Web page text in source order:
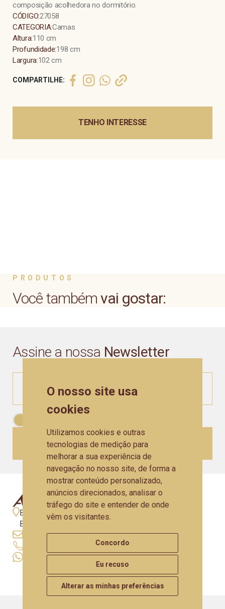
O nosso site usa
cookies
Utilizamos cookies e outras
tecnologias de medição para
melhorar a sua experiência de
navegação no nosso site, de forma a
mostrar conteúdo personalizado,
anúncios direcionados, analisar o
tráfego do site e entender de onde
vêm os visitantes.
Concordo
Eu recuso
Alterar as minhas preferências
composição acolhedora no dormitório.
CÓDIGO:27058
CATEGORIA:Camas
Altura:110 cm
Profundidade:198 cm
Largura:102 cm
COMPARTILHE:
TENHO INTERESSE
PRODUTOS
Você tambémvai gostar:
Assine a nossa Newsletter
CADASTRAR
BR 470 - Km 207,330 - N° 9653 - São Valentim -
Bento Gonçalves - RS
artesano@artesano.com.br
+55 (54) 3458.3400
+55 (54) 99633-5772